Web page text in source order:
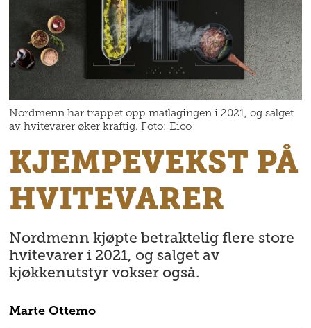
Nordmenn har trappet opp matlagingen i 2021, og salget
av hvitevarer øker kraftig. Foto: Eico
KJEMPEVEKST PÅ
HVITEVARER
Nordmenn kjøpte betraktelig flere store
hvitevarer i 2021, og salget av
kjøkkenutstyr vokser også.
Marte Ottemo